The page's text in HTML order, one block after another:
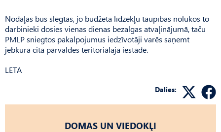
Nodaļas būs slēgtas, jo budžeta līdzekļu taupības nolūkos to
darbinieki dosies vienas dienas bezalgas atvaļinājumā, taču
PMLP sniegtos pakalpojumus iedzīvotāji varēs saņemt
jebkurā citā pārvaldes teritoriālajā iestādē.
LETA
Dalies:
DOMAS UN VIEDOKĻI